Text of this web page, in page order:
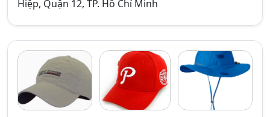
Hiệp, Quận 12, TP. Hồ Chí Minh